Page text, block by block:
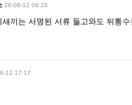
26-06-12 08:24
새끼는 서명된 서류 들고와도 뒤통
12 17:17